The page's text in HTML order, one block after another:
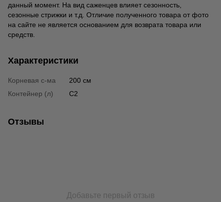
данный момент. На вид саженцев влияет сезонность,
сезонные стрижки и т.д. Отличие полученного товара от фото
на сайте не является основанием для возврата товара или
средств.
Характеристики
Корневая с-ма
200 см
Контейнер (л)
C2
Отзывы
Добавьте первый отзыв